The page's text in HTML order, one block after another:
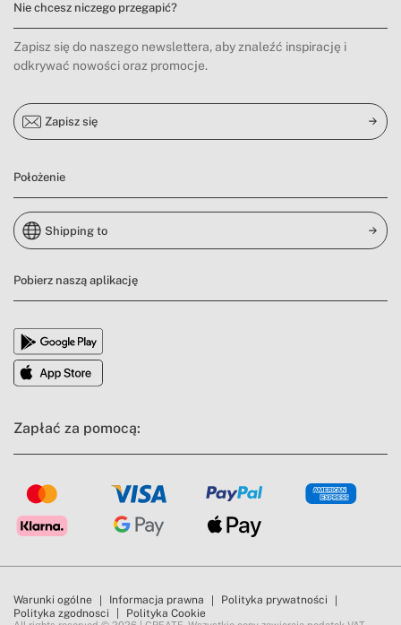
Nie chcesz niczego przegapić?
Zapisz się do naszego newslettera, aby znaleźć inspirację i
odkrywać nowości oraz promocje.
Zapisz się
Położenie
Shipping to
Pobierz naszą aplikację
Zapłać za pomocą:
Warunki ogólne Informacja prawna
Polityka prywatności
Polityka zgodnosci
Polityka Cookie